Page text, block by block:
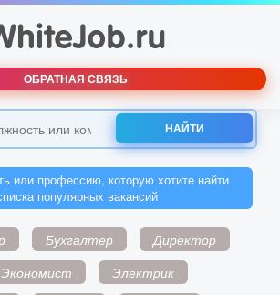
ОБРАТНАЯ СВЯЗЬ
НАЙТИ
или профессию, которую хотите найти
популярных вакансий
Бухгалтер
Директор
Экономист
Электрик